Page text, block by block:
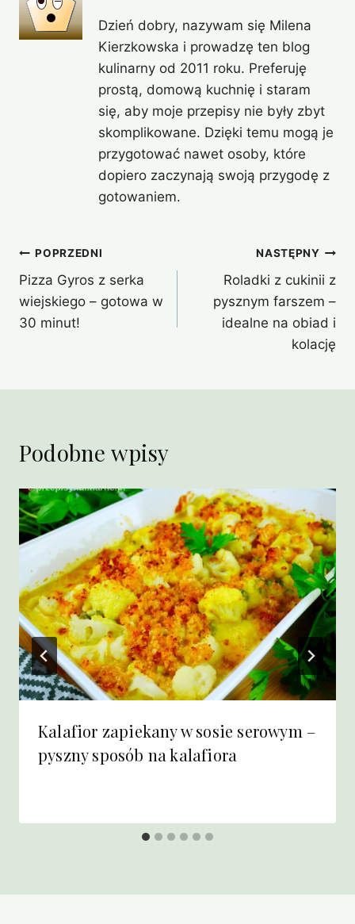
Dzień dobry, nazywam się Milena
Kierzkowska i prowadzę ten blog
kulinarny od 2011 roku. Preferuję
prostą, domową kuchnię i staram
się, aby moje przepisy nie były zbyt
skomplikowane. Dzięki temu mogą je
przygotować nawet osoby, które
dopiero zaczynają swoją przygodę z
gotowaniem.
Nawigacja
wpisu
POPRZEDNI
Pizza Gyros z serka
wiejskiego – gotowa w
30 minut!
NASTĘPNY
Roladki z cukinii z
pysznym farszem –
idealne na obiad i
kolację
Podobne wpisy
Kalafior zapiekany w sosie serowym –
pyszny sposób na kalafiora